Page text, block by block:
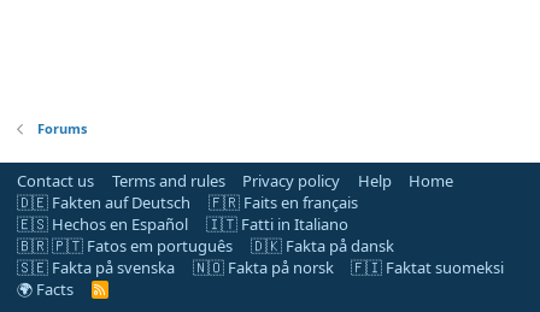
Forums
Contact us Terms and rules Privacy policy Help
Home
🇩🇪 Fakten auf Deutsch
🇫🇷 Faits en français
🇪🇸 Hechos en Español
🇮🇹 Fatti in Italiano
🇧🇷 🇵🇹 Fatos em português
🇩🇰 Fakta på dansk
🇸🇪 Fakta på svenska
🇳🇴 Fakta på norsk
🇫🇮 Faktat suomeksi
🌍 Facts
R